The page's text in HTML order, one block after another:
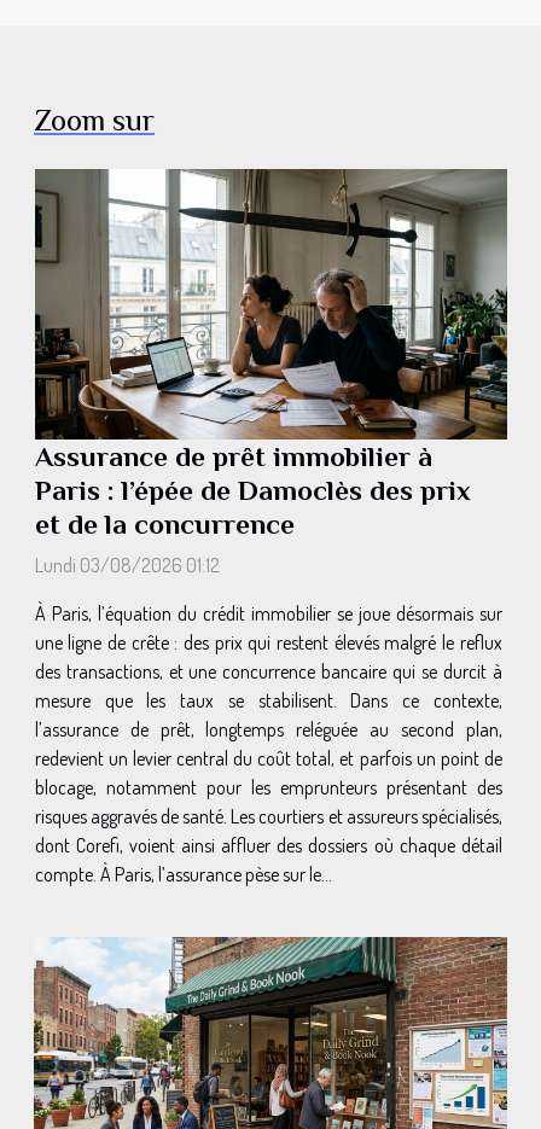
Zoom sur
Assurance de prêt immobilier à
Paris : l’épée de Damoclès des prix
et de la concurrence
Lundi 03/08/2026 01:12
À Paris, l’équation du crédit immobilier se joue désormais sur
une ligne de crête : des prix qui restent élevés malgré le reflux
des transactions, et une concurrence bancaire qui se durcit à
mesure que les taux se stabilisent. Dans ce contexte,
l’assurance de prêt, longtemps reléguée au second plan,
redevient un levier central du coût total, et parfois un point de
blocage, notamment pour les emprunteurs présentant des
risques aggravés de santé. Les courtiers et assureurs spécialisés,
dont Corefi, voient ainsi affluer des dossiers où chaque détail
compte. À Paris, l’assurance pèse sur le...